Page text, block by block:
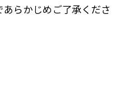
らかじめご了承くださ